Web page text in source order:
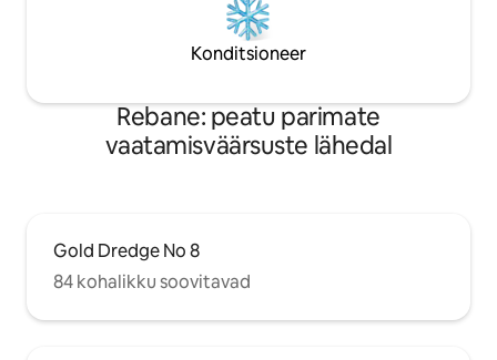
Konditsioneer
Rebane: peatu parimate
vaatamisväärsuste lähedal
Gold Dredge No 8
84 kohalikku soovitavad